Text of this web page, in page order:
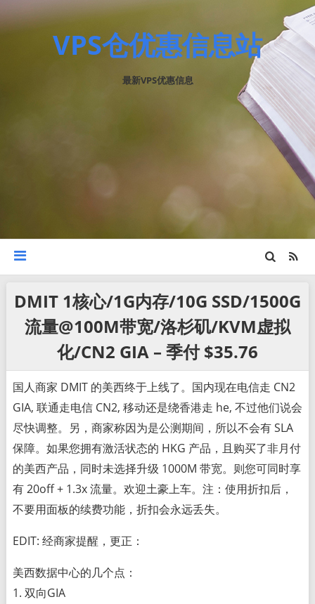
VPS仓优惠信息站
最新VPS优惠信息
DMIT 1核心/1G内存/10G SSD/1500G
流量@100M带宽/洛杉矶/KVM虚拟
化/CN2 GIA – 季付 $35.76
国人商家 DMIT 的美西终于上线了。国内现在电信走 CN2
GIA, 联通走电信 CN2, 移动还是绕香港走 he, 不过他们说会
尽快调整。另，商家称因为是公测期间，所以不会有 SLA
保障。如果您拥有激活状态的 HKG 产品，且购买了非月付
的美西产品，同时未选择升级 1000M 带宽。则您可同时享
有 20off + 1.3x 流量。欢迎土豪上车。注：使用折扣后，
不要用面板的续费功能，折扣会永远丢失。
EDIT: 经商家提醒，更正：
美西数据中心的几个点：
1. 双向GIA